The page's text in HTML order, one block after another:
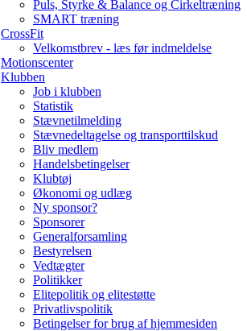
Puls, Styrke & Balance og Cirkeltræning
SMART træning
CrossFit
Velkomstbrev - læs før indmeldelse
Motionscenter
Klubben
Job i klubben
Statistik
Stævnetilmelding
Stævnedeltagelse og transporttilskud
Bliv medlem
Handelsbetingelser
Klubtøj
Økonomi og udlæg
Ny sponsor?
Sponsorer
Generalforsamling
Bestyrelsen
Vedtægter
Politikker
Elitepolitik og elitestøtte
Privatlivspolitik
Betingelser for brug af hjemmesiden